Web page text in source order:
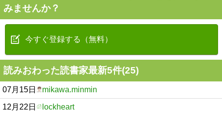
みませんか？
今すぐ登録する（無料）
読みおわった読書家最新5件(25)
07月15日 mikawa.minmin
12月22日 lockheart